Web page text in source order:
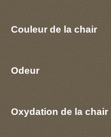
Couleur de la chair
Odeur
Oxydation de la chair